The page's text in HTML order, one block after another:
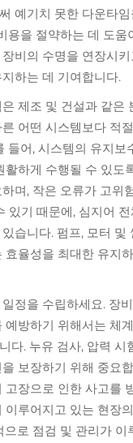
예기치 못한 다운타
용을 절약하는 데 도움
비의 수명을 연장시
하는 데 기여합니다.
제조 및 건설과 같은
어떤 시스템보다 적
들어, 시스템의 유지보
활하게 수행될 수 있도
며, 작은 오류가 고위
있기 때문에, 심지어
습니다. 펌프, 모터 및
효율성을 최대한 유지
정을 수립하세요. 장
예방하기 위해서는 체
다. 누유 검사, 압력 시
보장하기 위해 중요
고장으로 인한 사고를
이루어지고 있는 현장
으로 점검 및 관리가 이